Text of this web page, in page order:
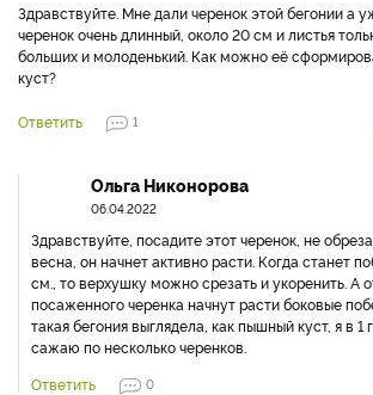
Здравствуйте. Мне дали черенок этой бегонии а
черенок очень длинный, около 20 см и листья
больших и молоденький. Как можно её
куст?
Ответить 1
Ольга Никонорова
06.04.2022
Здравствуйте, посадите этот черенок, не
весна, он начнет активно расти. Когда станет
см., то верхушку можно срезать и укоренить. А
посаженного черенка начнут расти боковые
такая бегония выглядела, как пышный куст, я в 1
сажаю по несколько черенков.
Ответить
0